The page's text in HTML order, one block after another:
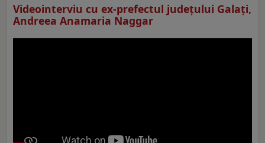
Videointerviu cu ex-prefectul judeţului Galaţi,
Andreea Anamaria Naggar